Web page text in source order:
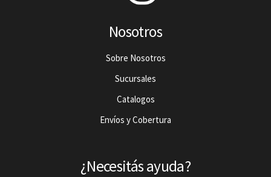
Nosotros
Sobre Nosotros
Sucursales
Catalogos
Envíos y Cobertura
¿Necesitás ayuda?